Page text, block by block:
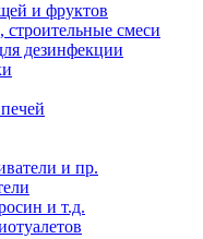
и фруктов
смеси
дезинфекции
и пр.
и т.д.